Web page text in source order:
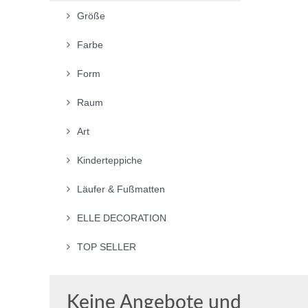
Größe
Farbe
Form
Raum
Art
Kinderteppiche
Läufer & Fußmatten
ELLE DECORATION
TOP SELLER
Keine Angebote und